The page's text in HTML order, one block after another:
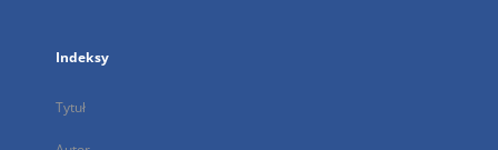
Indeksy
Tytuł